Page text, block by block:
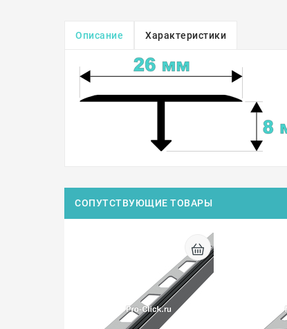
Описание Характеристики
СОПУТСТВУЮЩИЕ ТОВАРЫ